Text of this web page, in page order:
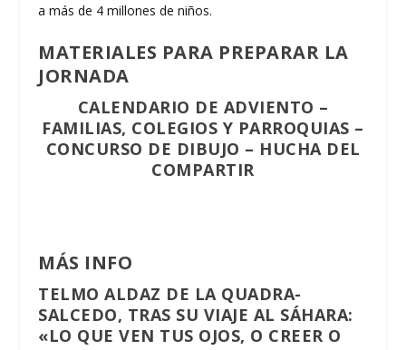
a más de 4 millones de niños.
MATERIALES PARA PREPARAR LA
JORNADA
CALENDARIO DE ADVIENTO –
FAMILIAS, COLEGIOS Y PARROQUIAS –
CONCURSO DE DIBUJO – HUCHA DEL
COMPARTIR
MÁS INFO
TELMO ALDAZ DE LA QUADRA-
SALCEDO, TRAS SU VIAJE AL SÁHARA:
«LO QUE VEN TUS OJOS, O CREER O